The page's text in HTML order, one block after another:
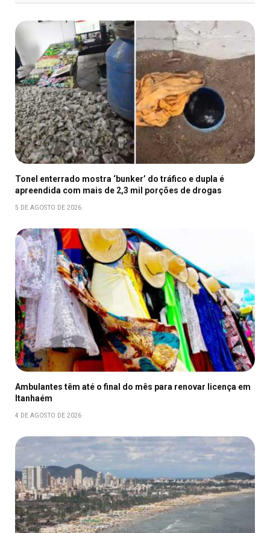
Tonel enterrado mostra ‘bunker’ do tráfico e dupla é
apreendida com mais de 2,3 mil porções de drogas
5 DE AGOSTO DE 2026
Ambulantes têm até o final do mês para renovar licença em
Itanhaém
4 DE AGOSTO DE 2026